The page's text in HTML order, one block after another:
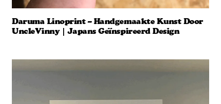
Daruma Linoprint – Handgemaakte Kunst Door
UncleVinny | Japans Geïnspireerd Design